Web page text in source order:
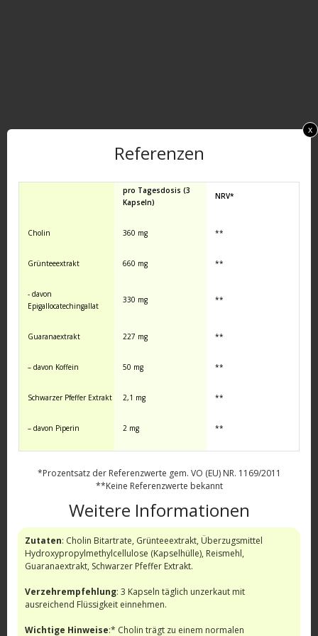
Referenzen
pro Tagesdosis (3
Kapseln)
NRV*
Cholin 360 mg **
Grünteeextrakt 660 mg **
- davon
Epigallocatechingallat
330 mg **
Guaranaextrakt 227 mg **
– davon Koffein 50 mg **
Schwarzer Pfeffer Extrakt 2,1 mg **
– davon Piperin 2 mg **
*Prozentsatz der Referenzwerte gem. VO (EU) NR. 1169/2011
**Keine Referenzwerte bekannt
Weitere Informationen
Zutaten: Cholin Bitartrate, Grünteeextrakt, Überzugsmittel
Hydroxypropylmethylcellulose (Kapselhülle), Reismehl,
Guaranaextrakt, Schwarzer Pfeffer Extrakt.
Verzehrempfehlung: 3 Kapseln täglich unzerkaut mit
ausreichend Flüssigkeit einnehmen.
Wichtige Hinweise:* Cholin trägt zu einem normalen
x